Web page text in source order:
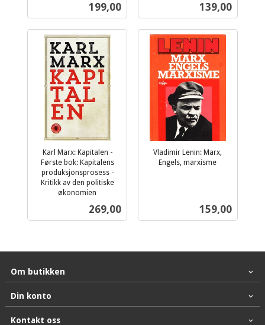
Pris
199,00 Pris
139,00
Karl Marx: Kapitalen -
Første bok: Kapitalens
produksjonsprosess -
Kritikk av den politiske
økonomien
Pris
269,00
Vladimir Lenin: Marx,
Engels, marxisme
Pris
159,00
Om butikken
Din konto
Kontakt oss